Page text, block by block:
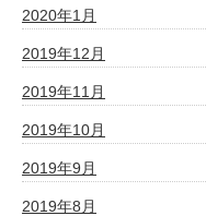
2020年1月
2019年12月
2019年11月
2019年10月
2019年9月
2019年8月